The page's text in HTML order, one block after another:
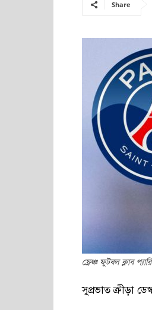
Share
ফ্রেঞ্চ ফুটবল ক্লাব
সুপ্রভাত ক্রীড়া